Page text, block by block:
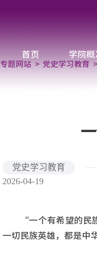
首页 学院概
专题网站 党史学习教育
党史学习教育
2026-04-19
“一个有希望的民
一切民族英雄，都是中